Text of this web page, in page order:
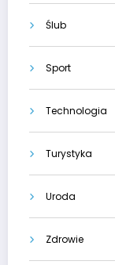
Ślub
Sport
Technologia
Turystyka
Uroda
Zdrowie